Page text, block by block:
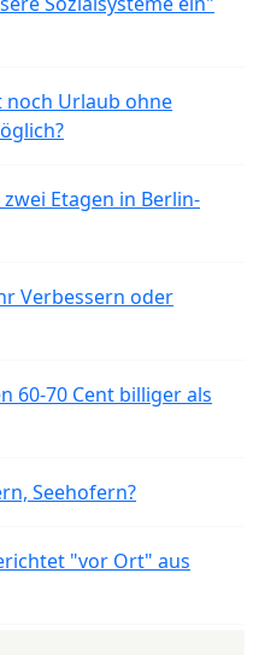
noch Urlaub ohne
Etagen in Berlin-
Verbessern oder
60-70 Cent billiger als
Seehofern?
"vor Ort" aus